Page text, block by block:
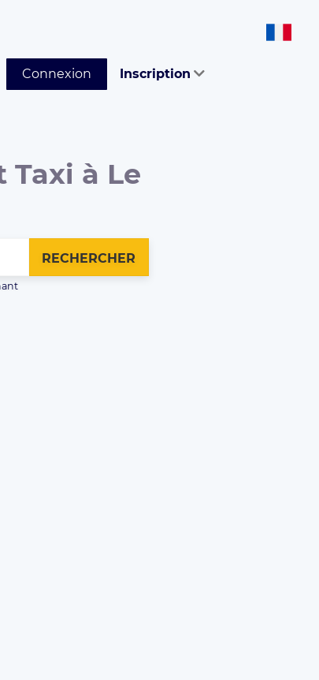
Connexion Inscription
Taxi à Le
RECHERCHER